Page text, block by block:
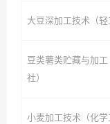
大豆深加工技术（轻
豆类薯类贮藏与加
社）
小麦加工技术（化学